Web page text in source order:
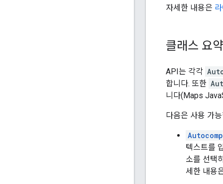
자세한 내용은
클래스 요약
API는 각각
합니다. 또한
니다(Maps
다음은 사용 가
텍스트를
소를 선택
세한 내용